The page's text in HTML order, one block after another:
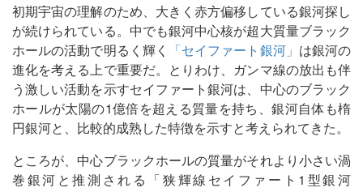
初期宇宙の理解のため、大きく赤方偏移している銀河探し
が続けられている。中でも銀河中心核が超大質量ブラック
ホールの活動で明るく輝く
「セイファート銀河」 は銀河の
進化を考える上で重要だ。とりわけ、ガンマ線の放出も伴
う激しい活動を示すセイファート銀河は、中心のブラック
ホールが太陽の1億倍を超える質量を持ち、銀河自体も楕
円銀河と、比較的成熟した特徴を示すと考えられてきた。
ところが、中心ブラックホールの質量がそれより小さい渦
巻銀河と推測される「狭輝線セイファート1型銀河